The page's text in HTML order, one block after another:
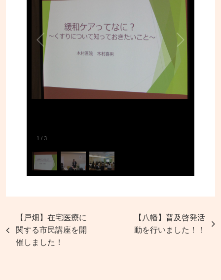
1 /3
【戸畑】在宅医療に
関する市民講座を開
催しました！
【八幡】普及啓発活
動を行いました！！